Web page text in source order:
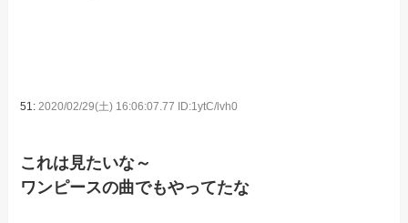
51: 2020/02/29(土) 16:06:07.77 ID:1ytC/lvh0
これは見たいな～
ワンピースの曲でもやってたな